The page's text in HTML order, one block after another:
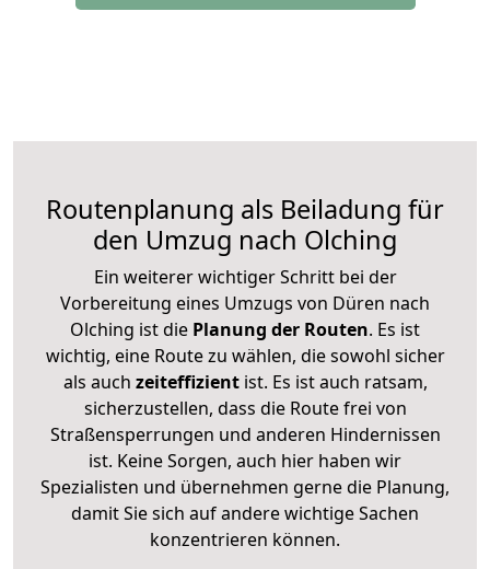
Routenplanung als Beiladung für
den Umzug nach Olching
Ein weiterer wichtiger Schritt bei der
Vorbereitung eines Umzugs von Düren nach
Olching ist die Planung der Routen. Es ist
wichtig, eine Route zu wählen, die sowohl sicher
als auch zeiteffizientist. Es ist auch ratsam,
sicherzustellen, dass die Route frei von
Straßensperrungen und anderen Hindernissen
ist. Keine Sorgen, auch hier haben wir
Spezialisten und übernehmen gerne die Planung,
damit Sie sich auf andere wichtige Sachen
konzentrieren können.